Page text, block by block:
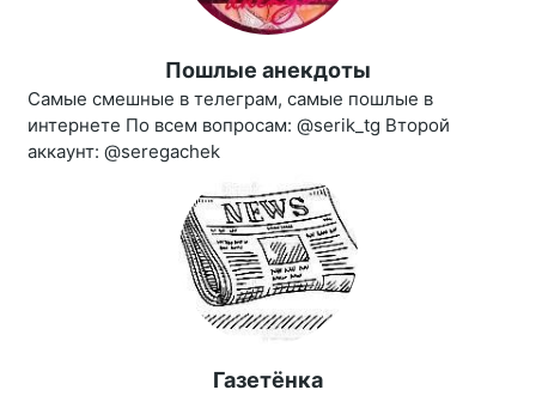
Пошлые анекдоты
Самые смешные в телеграм, самые пошлые в
интернете По всем вопросам: @serik_tg Второй
аккаунт: @seregachek
Газетёнка